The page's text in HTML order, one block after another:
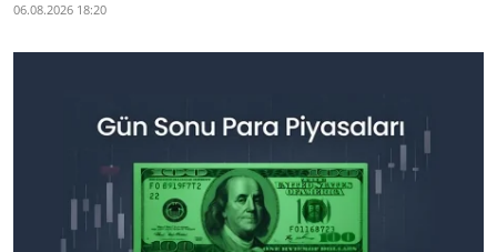
06.08.2026 18:20